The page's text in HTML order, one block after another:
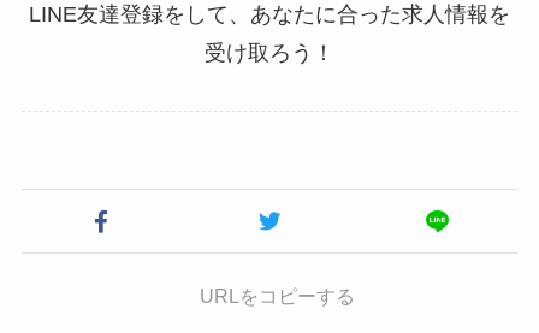
LINE友達登録をして、あなたに合った求人情報を
受け取ろう！
URLをコピーする